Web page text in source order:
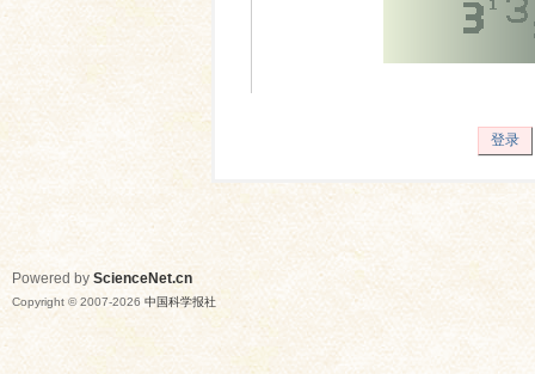
登录
Powered by ScienceNet.cn
Copyright © 2007-2026 中国科学报社